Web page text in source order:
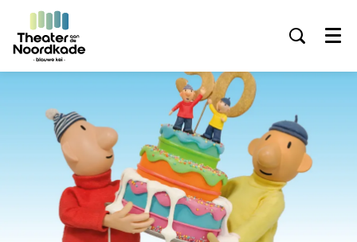
Menu